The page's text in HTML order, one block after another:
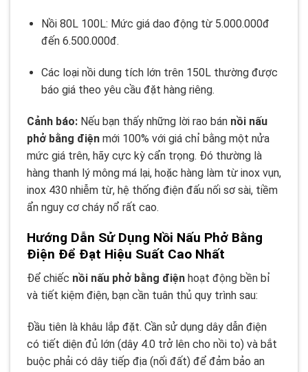
Nồi 80L 100L: Mức giá dao động từ 5.000.000đ
đến 6.500.000đ.
Các loại nồi dung tích lớn trên 150L thường được
báo giá theo yêu cầu đặt hàng riêng.
Cảnh báo: Nếu bạn thấy những lời rao bán nồi nấu
phở bằng điện mới 100% với giá chỉ bằng một nửa
mức giá trên, hãy cực kỳ cẩn trọng. Đó thường là
hàng thanh lý mông má lại, hoặc hàng làm từ inox vụn,
inox 430 nhiễm từ, hệ thống điện đấu nối sơ sài, tiềm
ẩn nguy cơ cháy nổ rất cao.
Hướng Dẫn Sử Dụng Nồi Nấu Phở Bằng
Điện Để Đạt Hiệu Suất Cao Nhất
Để chiếc nồi nấu phở bằng điện hoạt động bền bỉ
và tiết kiệm điện, bạn cần tuân thủ quy trình sau:
Đầu tiên là khâu lắp đặt. Cần sử dụng dây dẫn điện
có tiết diện đủ lớn (dây 4.0 trở lên cho nồi to) và bắt
buộc phải có dây tiếp địa (nối đất) để đảm bảo an